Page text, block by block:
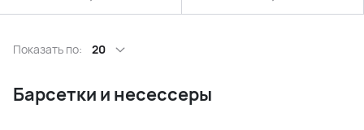
Показать по: 20
Барсетки и несессеры